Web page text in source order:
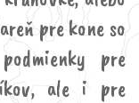
pre kone so
pre
ale i pre